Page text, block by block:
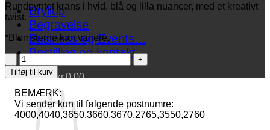
Bryllup
Begravelse
Business og Events…
Bestilling og kontakt
Kurv /kr.0.00
Rundpyntet krans i hvid, blå og lilla nuancer, med et kreativt
twist.
*Blomsterne kan variere.
Et
kreativt
farvel
antal
Tilføj til kurv
BEMÆRK:
Vi sender kun til følgende postnumre:
4000,4040,3650,3660,3670,2765,3550,2760